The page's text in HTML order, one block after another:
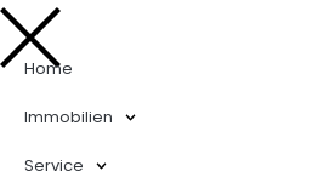
Home
Immobilien
Service